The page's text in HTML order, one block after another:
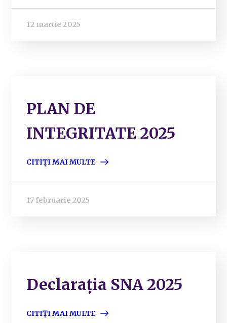
12 martie 2025
PLAN DE
INTEGRITATE 2025
CITIȚI MAI MULTE
17 februarie 2025
Declarația SNA 2025
CITIȚI MAI MULTE